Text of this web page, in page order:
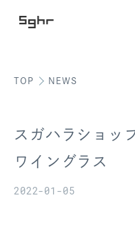
ショッピング バ
TOP NEWS
スガハラショッ
ワイングラス
2022-01-05